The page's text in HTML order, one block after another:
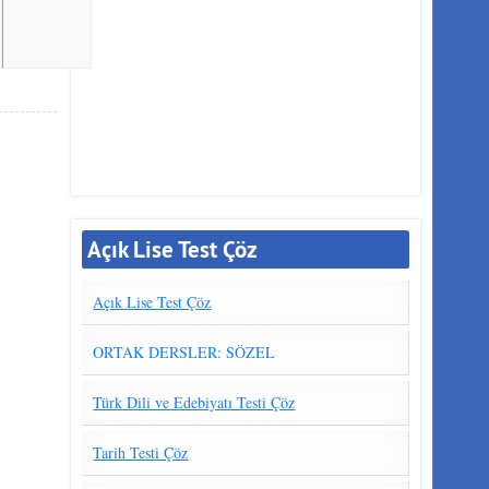
Açık Lise Test Çöz
Açık Lise Test Çöz
ORTAK DERSLER: SÖZEL
Türk Dili ve Edebiyatı Testi Çöz
Tarih Testi Çöz